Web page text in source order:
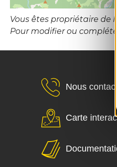
Vous êtes propriétaire de
Pour modifier ou
Nous
Carte